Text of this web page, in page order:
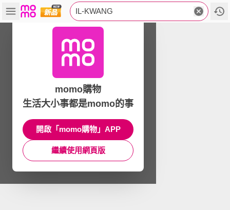
IL-KWANG
momo購物
生活大小事都是momo的事
開啟「momo購物」APP
繼續使用網頁版